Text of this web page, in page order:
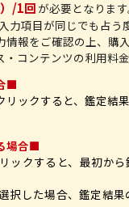
/1回 が必要となります
力項目が同じでも占う
報をご確認の上、購入
コンテンツの利用料金
■
リックすると、鑑定結
場合■
ックすると、最初か
択した場合、鑑定結